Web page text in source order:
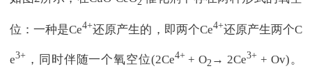
位：一种是Ce4+还原产生的，即两个Ce4+还原产生两个C
e3+ ，同时伴随一个氧空位(2Ce4++ O2 → 2Ce3+ + Ov)。